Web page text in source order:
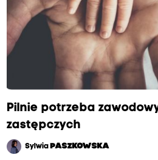
Pilnie potrzeba
zastępczych
Sylwia PASZKOWSKA